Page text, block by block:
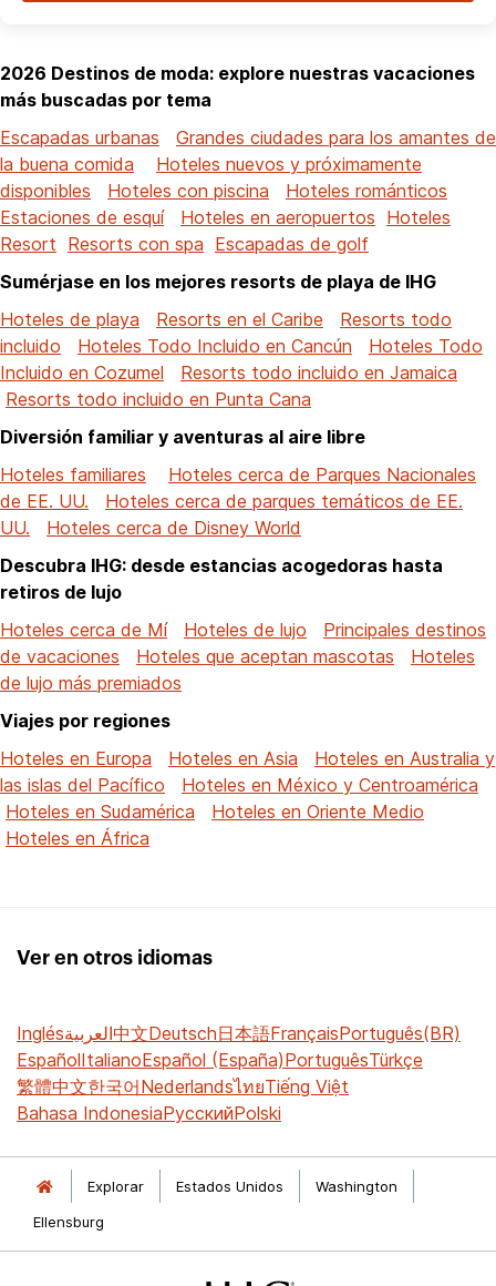
2026 Destinos de moda: explore nuestras vacaciones
más buscadas por tema
Escapadas urbanas
Grandes ciudades para los amantes de
la buena comida
Hoteles nuevos y próximamente
disponibles
Hoteles con piscina
Hoteles románticos
Estaciones de esquí
Hoteles en aeropuertos Hoteles
Resort Resorts con spa Escapadas de golf
Sumérjase en los mejores resorts de playa de IHG
Hoteles de playa
Resorts en el Caribe
Resorts todo
incluido
Hoteles Todo Incluido en Cancún
Hoteles Todo
Incluido en Cozumel
Resorts todo incluido en Jamaica
Resorts todo incluido en Punta Cana
Diversión familiar y aventuras al aire libre
Hoteles familiares
Hoteles cerca de Parques Nacionales
de EE. UU.
Hoteles cerca de parques temáticos de EE.
UU.
Hoteles cerca de Disney World
Descubra IHG: desde estancias acogedoras hasta
retiros de lujo
Hoteles cerca de Mí
Hoteles de lujo
Principales destinos
de vacaciones
Hoteles que aceptan mascotas
Hoteles
de lujo más premiados
Viajes por regiones
Hoteles en Europa
Hoteles en Asia
Hoteles en Australia y
las islas del Pacífico
Hoteles en México y Centroamérica
Hoteles en Sudamérica
Hoteles en Oriente Medio
Hoteles en África
Ver en otros idiomas
Inglésالعربية中文Deutsch日本語FrançaisPortuguês(BR)
EspañolItalianoEspañol (España)PortuguêsTürkçe
繁體中文한국어NederlandsไทยTiếng Việt
Bahasa IndonesiaРусскийPolski
Explorar Estados Unidos
Washington
Ellensburg